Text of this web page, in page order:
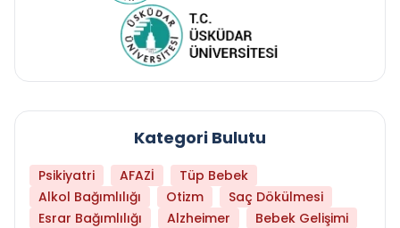
Kategori Bulutu
Psikiyatri AFAZİ
Tüp Bebek
Alkol Bağımlılığı
Otizm
Saç Dökülmesi
Esrar Bağımlılığı
Alzheimer
Bebek Gelişimi